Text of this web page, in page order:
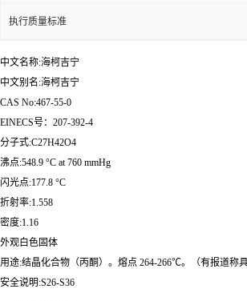
执行质量标准
中文名称:海柯吉宁
中文别名:海柯吉宁
CAS No:467-55-0
EINECS号：207-392-4
分子式:C27H42O4
沸点:548.9 °C at 760 mmHg
闪光点:177.8 °C
折射率:1.558
密度:1.16
外观白色固体
用途:结晶化合物（丙酮）。熔点 264-266℃。（有报道
安全说明:S26-S36